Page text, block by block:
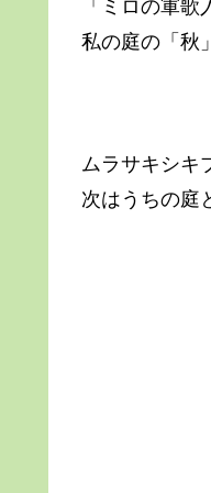
「ミロの軍歌
私の庭の「秋
ムラサキシキ
次はうちの庭